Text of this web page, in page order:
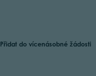
Přidat do vícenásobné žádosti